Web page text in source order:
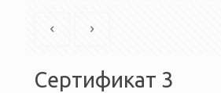
Сертификат 3